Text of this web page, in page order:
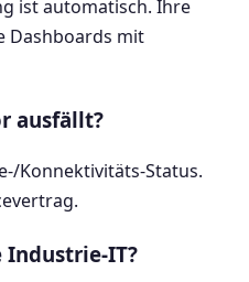
ist automatisch. Ihre
Dashboards mit
ausfällt?
Konnektivitäts-Status.
Industrie-IT?